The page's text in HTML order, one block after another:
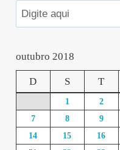
outubro 2018
D S T
1 2
7
8 9
14
15 16